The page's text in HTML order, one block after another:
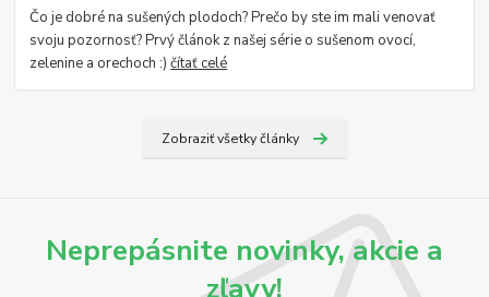
Čo je dobré na sušených plodoch? Prečo by ste im mali venovať
svoju pozornosť? Prvý článok z našej série o sušenom ovocí,
zelenine a orechoch :)čítať celé
Zobraziť všetky články
Neprepásnite novinky, akcie a
zľavy!